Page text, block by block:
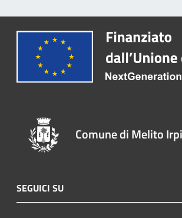
Comune di Melito
SEGUICI SU